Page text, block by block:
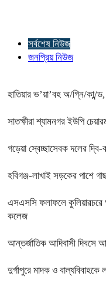
সর্বশেষ নিউজ
জনপ্রিয় নিউজ
হাতিয়ার ভ’য়া’বহ অ/গ্নি/কা/
সাতক্ষীরা শ্যামনগর ইউপি
গড়েয়া স্বেচ্ছাসেবক দলের দ্বি-
হবিগঞ্জ-লাখাই সড়কের পাশে
এসএসসি ফলাফলে কুলিয়ারচরে
কলেজ
আন্তর্জাতিক আদিবাসী দিবসে
দুর্গাপুরে মাদক ও বাল্যবিবাহকে